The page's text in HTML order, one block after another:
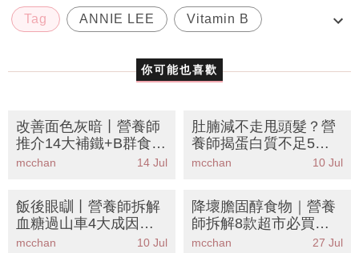
Tag ANNIE LEE Vitamin B
你可能也喜歡
改善面色灰暗丨營養師
推介14大補鐵+B群食物
清單！告別黃臉婆重拾
mcchan 14 Jul
肚腩減不走甩頭髮？營
養師揭蛋白質不足5大
警號丨附8大高蛋白食
mcchan 10 Jul
飯後眼瞓丨營養師拆解
血糖過山車4大成因！
公開穩糖瘦身餐單＋15
mcchan 10 Jul
降壞膽固醇食物｜營養
師拆解8款超市必買食
材
mcchan 27 Jul